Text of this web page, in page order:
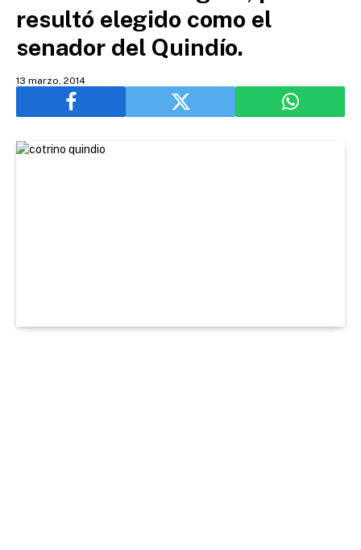
resultó elegido como el
senador del Quindío.
13 marzo, 2014